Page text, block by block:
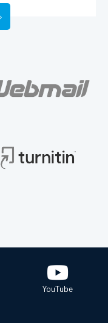
YouTube